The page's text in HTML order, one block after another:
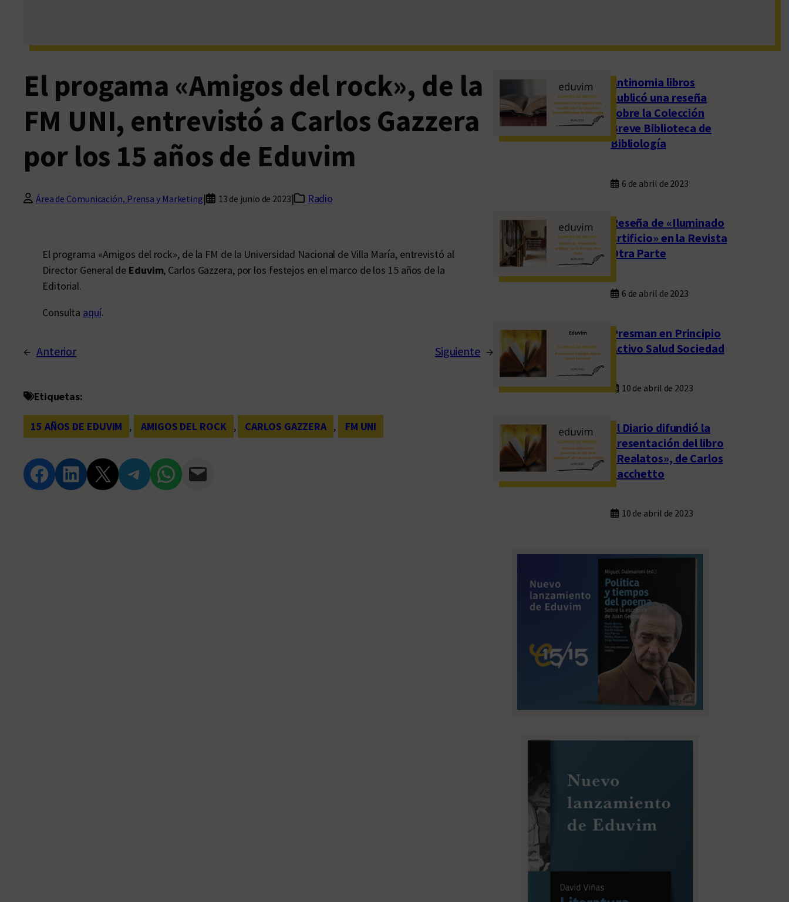
El progama «Amigos del rock», de la
FM UNI, entrevistó a Carlos Gazzera
por los 15 años de Eduvim
Área de Comunicación, Prensa y Marketing| 13 de junio de 2023| Radio
El programa «Amigos del rock», de la FM de la Universidad Nacional de Villa María, entrevistó al
Director General de Eduvim, Carlos Gazzera, por los festejos en el marco de los 15 años de la
Editorial.
Consulta aquí.
← Anterior Siguiente →
Etiquetas:
15 AÑOS DE EDUVIM , AMIGOS DEL ROCK , CARLOS GAZZERA , FM UNI
Compartir en Facebook Compartir en LinkedIn Compartir en Twitter Compartir en Telegram Compartir en WhatsApp Compartir vía Email
1 de abril de 2023
Antinomia libros
publicó una reseña
sobre la Colección
Breve Biblioteca de
Bibliología
6 de abril de 2023
Reseña de «Iluminado
artificio» en la Revista
Otra Parte
6 de abril de 2023
Presman en Principio
Activo Salud Sociedad
10 de abril de 2023
El Diario difundió la
presentación del libro
«Realatos», de Carlos
Sacchetto
10 de abril de 2023